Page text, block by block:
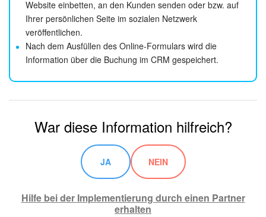
Website einbetten, an den Kunden senden oder bzw. auf
Ihrer persönlichen Seite im sozialen Netzwerk
veröffentlichen.
Nach dem Ausfüllen des Online-Formulars wird die
Information über die Buchung im CRM gespeichert.
War diese Information hilfreich?
JA NEIN
Hilfe bei der Implementierung durch einen Partner
erhalten